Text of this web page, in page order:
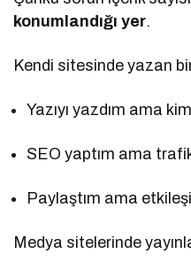
konumlandığı yer.
Kendi sitesinde yazan
Yazıyı yazdım ama
SEO yaptım ama
Paylaştım ama
Medya sitelerinde